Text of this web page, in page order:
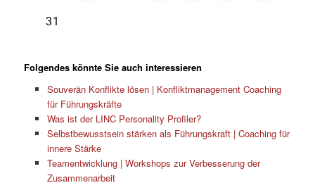
Folgendes könnte Sie auch interessieren
Souverän Konflikte lösen | Konfliktmanagement Coaching
für Führungskräfte
Was ist der LINC Personality Profiler?
Selbstbewusstsein stärken als Führungskraft | Coaching für
innere Stärke
Teamentwicklung | Workshops zur Verbesserung der
Zusammenarbeit